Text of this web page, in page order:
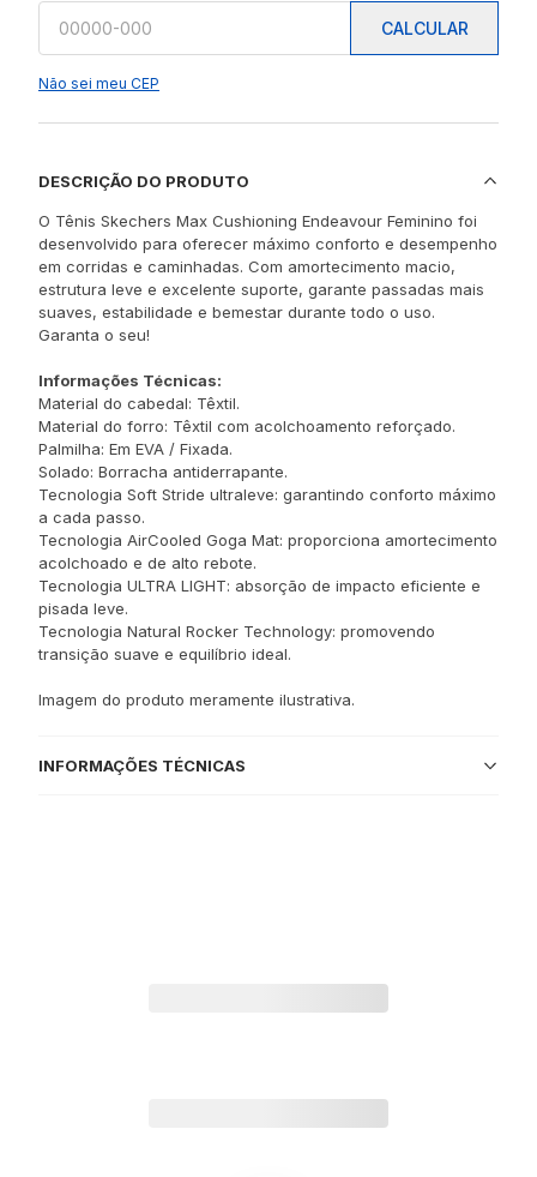
CALCULAR
Não sei meu CEP
DESCRIÇÃO DO PRODUTO
O Tênis Skechers Max Cushioning Endeavour Feminino foi
desenvolvido para oferecer máximo conforto e desempenho
em corridas e caminhadas. Com amortecimento macio,
estrutura leve e excelente suporte, garante passadas mais
suaves, estabilidade e bemestar durante todo o uso.
Garanta o seu!
Informações Técnicas:
Material do cabedal: Têxtil.
Material do forro: Têxtil com acolchoamento reforçado.
Palmilha: Em EVA / Fixada.
Solado: Borracha antiderrapante.
Tecnologia Soft Stride ultraleve: garantindo conforto máximo
a cada passo.
Tecnologia AirCooled Goga Mat: proporciona amortecimento
acolchoado e de alto rebote.
Tecnologia ULTRA LIGHT: absorção de impacto eficiente e
pisada leve.
Tecnologia Natural Rocker Technology: promovendo
transição suave e equilíbrio ideal.
Imagem do produto meramente ilustrativa.
INFORMAÇÕES TÉCNICAS